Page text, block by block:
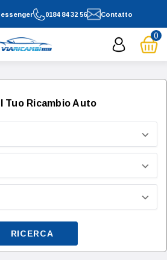
0184 84 32 56 Contatto
0
Tuo Ricambio Auto
RICERCA